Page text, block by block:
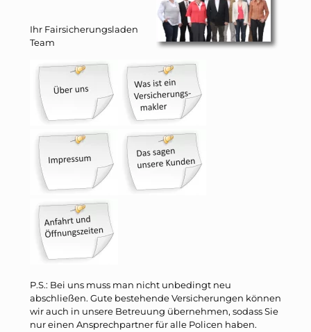
Ihr Fairsicherungsladen
Team
P.S.: Bei uns muss man nicht unbedingt neu
abschließen. Gute bestehende Versicherungen können
wir auch in unsere Betreuung übernehmen, sodass Sie
nur einen Ansprechpartner für alle Policen haben.